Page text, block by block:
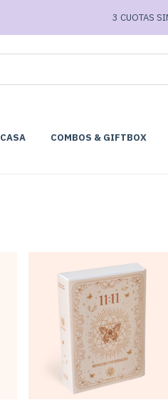
3 CUOTAS
CASA COMBOS & GIFTBOX